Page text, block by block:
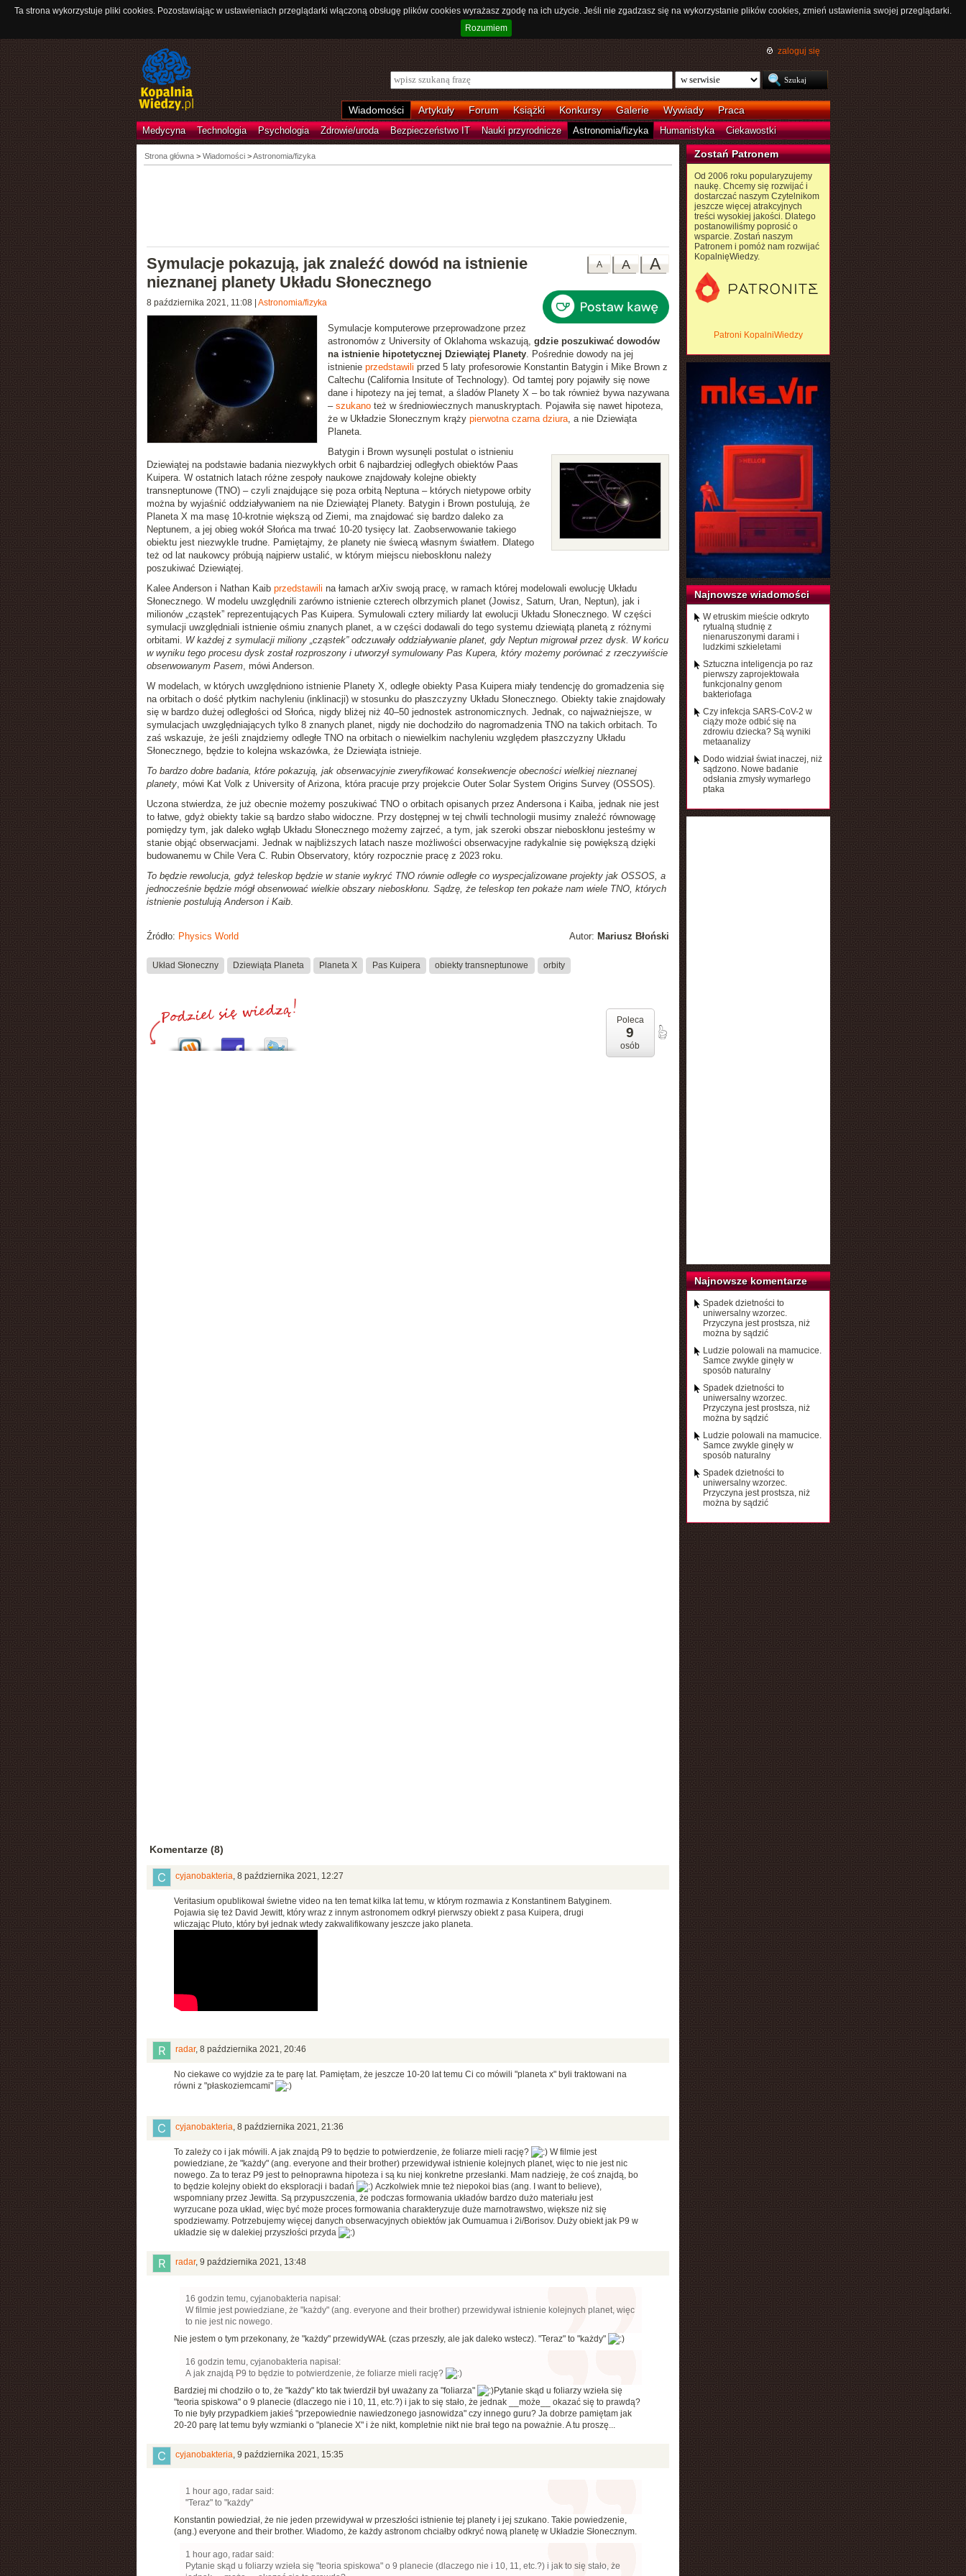
Ta strona wykorzystuje pliki cookies. Pozostawiając w ustawieniach przeglądarki włączoną obsługę plików cookies wyrażasz zgodę na ich użycie. Jeśli nie zgadzasz się na wykorzystanie plików cookies, zmień ustawienia swojej przeglądarki.
Rozumiem
zaloguj się
Wiadomości Artykuły Forum Książki Konkursy Galerie Wywiady Praca
Medycyna Technologia Psychologia Zdrowie/uroda Bezpieczeństwo IT Nauki przyrodnicze Astronomia/fizyka Humanistyka Ciekawostki
Strona główna> Wiadomości >Astronomia/fizyka
A
A
A
Symulacje pokazują, jak znaleźć dowód na istnienie
nieznanej planety Układu Słonecznego
8 października 2021, 11:08| Astronomia/fizyka
Symulacje komputerowe przeprowadzone przez
astronomów z University of Oklahoma wskazują, gdzie poszukiwać dowodów
na istnienie hipotetycznej Dziewiątej Planety. Pośrednie dowody na jej
istnienie przedstawili przed 5 laty profesorowie Konstantin Batygin i Mike Brown z
Caltechu (California Insitute of Technology). Od tamtej pory pojawiły się nowe
dane i hipotezy na jej temat, a śladów Planety X – bo tak również bywa nazywana
– szukanoteż w średniowiecznych manuskryptach. Pojawiła się nawet hipoteza,
że w Układzie Słonecznym krąży pierwotna czarna dziura, a nie Dziewiąta
Planeta.
Batygin i Brown wysunęli postulat o istnieniu
Dziewiątej na podstawie badania niezwykłych orbit 6 najbardziej odległych obiektów Paas
Kuipera. W ostatnich latach różne zespoły naukowe znajdowały kolejne obiekty
transneptunowe (TNO) – czyli znajdujące się poza orbitą Neptuna – których nietypowe orbity
można by wyjaśnić oddziaływaniem na nie Dziewiątej Planety. Batygin i Brown postulują, że
Planeta X ma masę 10-krotnie większą od Ziemi, ma znajdować się bardzo daleko za
Neptunem, a jej obieg wokół Słońca ma trwać 10-20 tysięcy lat. Zaobserwowanie takiego
obiektu jest niezwykle trudne. Pamiętajmy, że planety nie świecą własnym światłem. Dlatego
też od lat naukowcy próbują najpierw ustalić, w którym miejscu nieboskłonu należy
poszukiwać Dziewiątej.
Kalee Anderson i Nathan Kaib przedstawili na łamach arXiv swoją pracę, w ramach której modelowali ewolucję Układu
Słonecznego. W modelu uwzględnili zarówno istnienie czterech olbrzymich planet (Jowisz, Saturn, Uran, Neptun), jak i
milionów „cząstek” reprezentujących Pas Kuipera. Symulowali cztery miliardy lat ewolucji Układu Słonecznego. W części
symulacji uwzględniali istnienie ośmiu znanych planet, a w części dodawali do tego systemu dziewiątą planetą z różnymi
orbitami. W każdej z symulacji miliony „cząstek” odczuwały oddziaływanie planet, gdy Neptun migrował przez dysk. W końcu
w wyniku tego procesu dysk został rozproszony i utworzył symulowany Pas Kupera, który możemy porównać z rzeczywiście
obserwowanym Pasem, mówi Anderson.
W modelach, w których uwzględniono istnienie Planety X, odległe obiekty Pasa Kuipera miały tendencję do gromadzenia się
na orbitach o dość płytkim nachyleniu (inklinacji) w stosunku do płaszczyzny Układu Słonecznego. Obiekty takie znajdowały
się w bardzo dużej odległości od Słońca, nigdy bliżej niż 40–50 jednostek astronomicznych. Jednak, co najważniejsze, w
symulacjach uwzględniających tylko 8 znanych planet, nigdy nie dochodziło do nagromadzenia TNO na takich orbitach. To
zaś wskazuje, że jeśli znajdziemy odległe TNO na orbitach o niewielkim nachyleniu względem płaszczyzny Układu
Słonecznego, będzie to kolejna wskazówka, że Dziewiąta istnieje.
To bardzo dobre badania, które pokazują, jak obserwacyjnie zweryfikować konsekwencje obecności wielkiej nieznanej
planety, mówi Kat Volk z University of Arizona, która pracuje przy projekcie Outer Solar System Origins Survey (OSSOS).
Uczona stwierdza, że już obecnie możemy poszukiwać TNO o orbitach opisanych przez Andersona i Kaiba, jednak nie jest
to łatwe, gdyż obiekty takie są bardzo słabo widoczne. Przy dostępnej w tej chwili technologii musimy znaleźć równowagę
pomiędzy tym, jak daleko wgłąb Układu Słonecznego możemy zajrzeć, a tym, jak szeroki obszar nieboskłonu jesteśmy w
stanie objąć obserwacjami. Jednak w najbliższych latach nasze możliwości obserwacyjne radykalnie się powiększą dzięki
budowanemu w Chile Vera C. Rubin Observatory, który rozpocznie pracę z 2023 roku.
To będzie rewolucja, gdyż teleskop będzie w stanie wykryć TNO równie odległe co wyspecjalizowane projekty jak OSSOS, a
jednocześnie będzie mógł obserwować wielkie obszary nieboskłonu. Sądzę, że teleskop ten pokaże nam wiele TNO, których
istnienie postulują Anderson i Kaib.
Autor: Mariusz Błoński
Źródło: Physics World
Układ Słoneczny Dziewiąta Planeta Planeta X Pas Kuipera obiekty transneptunowe orbity
Poleca
9
osób
Komentarze (8)
cyjanobakteria, 8 października 2021, 12:27
Veritasium opublikował świetne video na ten temat kilka lat temu, w którym rozmawia z Konstantinem Batyginem.
Pojawia się też David Jewitt, który wraz z innym astronomem odkrył pierwszy obiekt z pasa Kuipera, drugi
wliczając Pluto, który był jednak wtedy zakwalifikowany jeszcze jako planeta.
radar, 8 października 2021, 20:46
No ciekawe co wyjdzie za te parę lat. Pamiętam, że jeszcze 10-20 lat temu Ci co mówili "planeta x" byli traktowani na
równi z "płaskoziemcami"
cyjanobakteria, 8 października 2021, 21:36
To zależy co i jak mówili. A jak znajdą P9 to będzie to potwierdzenie, że foliarze mieli rację?
W filmie jest
powiedziane, że "każdy" (ang. everyone and their brother) przewidywał istnienie kolejnych planet, więc to nie jest nic
nowego. Za to teraz P9 jest to pełnoprawna hipoteza i są ku niej konkretne przesłanki. Mam nadzieję, że coś znajdą, bo
to będzie kolejny obiekt do eksploracji i badań
Aczkolwiek mnie też niepokoi bias (ang. I want to believe),
wspomniany przez Jewitta. Są przypuszczenia, że podczas formowania układów bardzo dużo materiału jest
wyrzucane poza układ, więc być może proces formowania charakteryzuje duże marnotrawstwo, większe niż się
spodziewamy. Potrzebujemy więcej danych obserwacyjnych obiektów jak Oumuamua i 2i/Borisov. Duży obiekt jak P9 w
układzie się w dalekiej przyszłości przyda
radar, 9 października 2021, 13:48
16 godzin temu, cyjanobakteria napisał:
W filmie jest powiedziane, że "każdy" (ang. everyone and their brother) przewidywał istnienie kolejnych planet, więc
to nie jest nic nowego.
Nie jestem o tym przekonany, że "każdy" przewidyWAŁ (czas przeszły, ale jak daleko wstecz). "Teraz" to "każdy"
16 godzin temu, cyjanobakteria napisał:
A jak znajdą P9 to będzie to potwierdzenie, że foliarze mieli rację?
Bardziej mi chodziło o to, że "każdy" kto tak twierdził był uważany za "foliarza"
Pytanie skąd u foliarzy wzieła się
"teoria spiskowa" o 9 planecie (dlaczego nie i 10, 11, etc.?) i jak to się stało, że jednak __może__ okazać się to prawdą?
To nie były przypadkiem jakieś "przepowiednie nawiedzonego jasnowidza" czy innego guru? Ja dobrze pamiętam jak
20-20 parę lat temu były wzmianki o "planecie X" i że nikt, kompletnie nikt nie brał tego na poważnie. A tu proszę...
cyjanobakteria, 9 października 2021, 15:35
1 hour ago, radar said:
"Teraz" to "każdy"
Konstantin powiedział, że nie jeden przewidywał w przeszłości istnienie tej planety i jej szukano. Takie powiedzenie,
(ang.) everyone and their brother. Wiadomo, że każdy astronom chciałby odkryć nową planetę w Układzie Słonecznym.
1 hour ago, radar said:
Pytanie skąd u foliarzy wzieła się "teoria spiskowa" o 9 planecie (dlaczego nie i 10, 11, etc.?) i jak to się stało, że
Zostań Patronem
Od 2006 roku popularyzujemy
naukę. Chcemy się rozwijać i
dostarczać naszym Czytelnikom
jeszcze więcej atrakcyjnych
treści wysokiej jakości. Dlatego
postanowiliśmy poprosić o
wsparcie. Zostań naszym
Patronem i pomóż nam rozwijać
KopalnięWiedzy.
Patroni KopalniWiedzy
Najnowsze wiadomości
W etruskim mieście odkryto
rytualną studnię z
nienaruszonymi darami i
ludzkimi szkieletami
Sztuczna inteligencja po raz
pierwszy zaprojektowała
funkcjonalny genom
bakteriofaga
Czy infekcja SARS-CoV-2 w
ciąży może odbić się na
zdrowiu dziecka? Są wyniki
metaanalizy
Dodo widział świat inaczej, niż
sądzono. Nowe badanie
odsłania zmysły wymarłego
ptaka
Najnowsze komentarze
Spadek dzietności to
uniwersalny wzorzec.
Przyczyna jest prostsza, niż
można by sądzić
Ludzie polowali na mamucice.
Samce zwykle ginęły w
sposób naturalny
Spadek dzietności to
uniwersalny wzorzec.
Przyczyna jest prostsza, niż
można by sądzić
Ludzie polowali na mamucice.
Samce zwykle ginęły w
sposób naturalny
Spadek dzietności to
uniwersalny wzorzec.
Przyczyna jest prostsza, niż
można by sądzić